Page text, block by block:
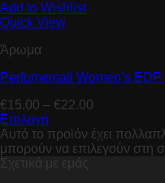
Add to Wishlist
Quick View
Άρωμα
Perfumemall Women’s EDP
€15.00 – €22.00
Επιλογή
Αυτό το προϊόν έχει
μπορούν να επιλεγούν στη
Σχετικά με εμάς